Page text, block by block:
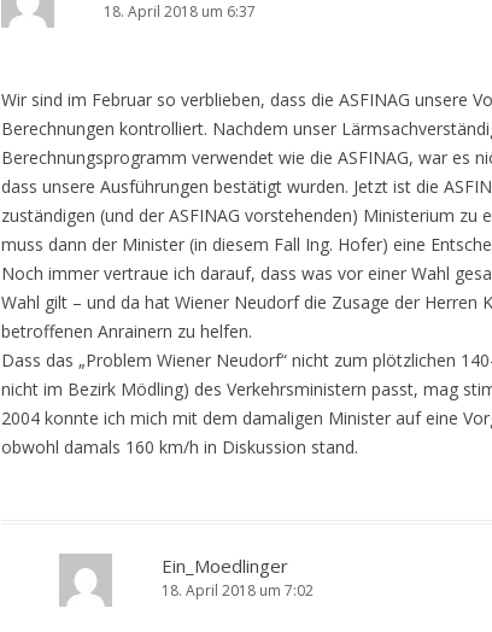
18. April 2018 um 6:37
Wir sind im Februar so verblieben, dass die ASFINAG unsere
Berechnungen kontrolliert. Nachdem unser
Berechnungsprogramm verwendet wie die ASFINAG, war es
dass unsere Ausführungen bestätigt wurden. Jetzt ist die
zuständigen (und der ASFINAG vorstehenden) Ministerium zu
muss dann der Minister (in diesem Fall Ing. Hofer) eine
Noch immer vertraue ich darauf, dass was vor einer Wahl
Wahl gilt – und da hat Wiener Neudorf die Zusage der Herren
betroffenen Anrainern zu helfen.
Dass das „Problem Wiener Neudorf“ nicht zum plötzlichen
nicht im Bezirk Mödling) des Verkehrsministern passt, mag
2004 konnte ich mich mit dem damaligen Minister auf eine
obwohl damals 160 km/h in Diskussion stand.
Ein_Moedlinger
18. April 2018 um 7:02